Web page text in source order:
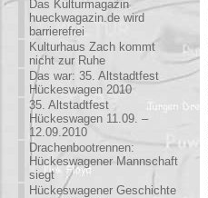
Das Kulturmagazin
hueckwagazin.de wird
barrierefrei
Kulturhaus Zach kommt
nicht zur Ruhe
Das war: 35. Altstadtfest
Hückeswagen 2010
35. Altstadtfest
Hückeswagen 11.09. –
12.09.2010
Drachenbootrennen:
Hückeswagener Mannschaft
siegt
Hückeswagener Geschichte